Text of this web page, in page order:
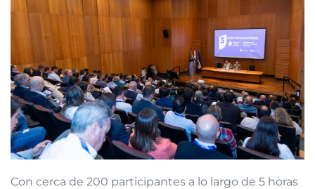
Con cerca de 200 participantes a lo largo de 5 horas